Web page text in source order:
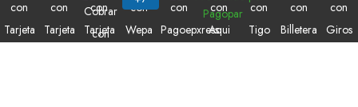
Buscar